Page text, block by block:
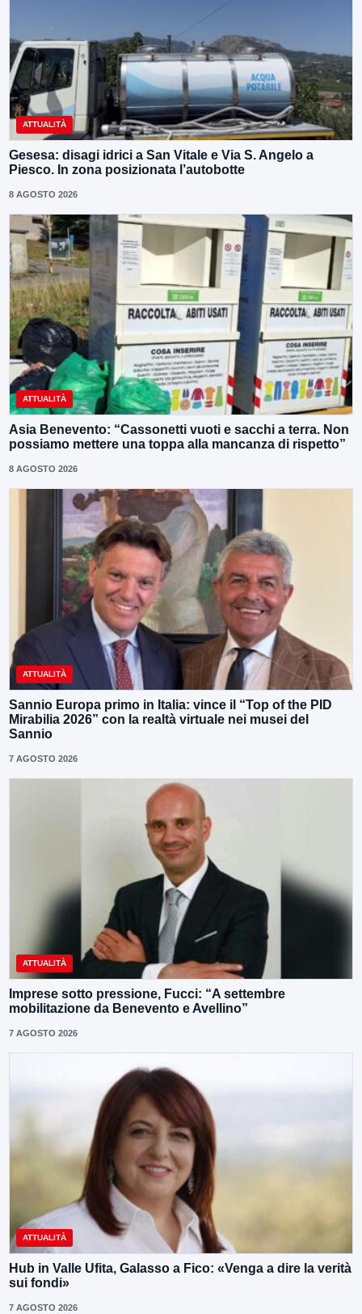
ATTUALITÀ
Gesesa: disagi idrici a San Vitale e Via S. Angelo a
Piesco. In zona posizionata l’autobotte
8 AGOSTO 2026
ATTUALITÀ
Asia Benevento: “Cassonetti vuoti e sacchi a terra. Non
possiamo mettere una toppa alla mancanza di rispetto”
8 AGOSTO 2026
ATTUALITÀ
Sannio Europa primo in Italia: vince il “Top of the PID
Mirabilia 2026” con la realtà virtuale nei musei del
Sannio
7 AGOSTO 2026
ATTUALITÀ
Imprese sotto pressione, Fucci: “A settembre
mobilitazione da Benevento e Avellino”
7 AGOSTO 2026
ATTUALITÀ
Hub in Valle Ufita, Galasso a Fico: «Venga a dire la verità
sui fondi»
7 AGOSTO 2026